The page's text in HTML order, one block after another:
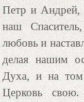
Петр и
наш
любовь и
делая нашим
Духа, и на том
Церковь